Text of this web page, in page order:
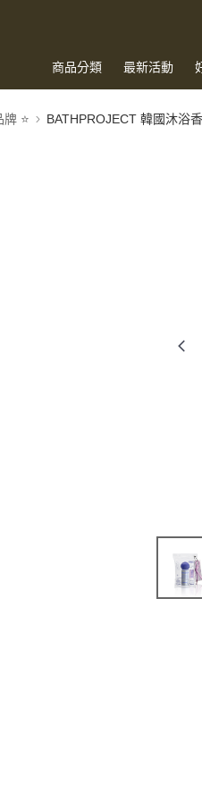
商品分類 最新活動
⭐️ BATHPROJECT 韓國沐浴